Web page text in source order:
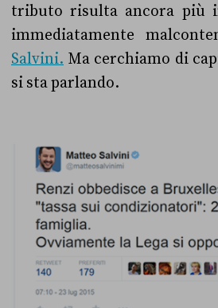
tributo risulta ancora più
immediatamente
Salvini. Ma cerchiamo di
si sta parlando.